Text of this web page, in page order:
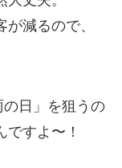
減るので、
日」を狙うの
すよ〜！